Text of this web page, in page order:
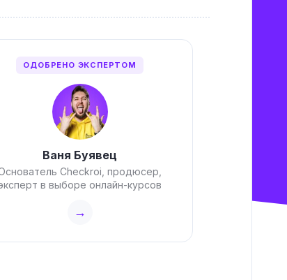
ОДОБРЕНО ЭКСПЕРТОМ
Ваня Буявец
Checkroi, продюсер,
в выборе онлайн-курсов
→